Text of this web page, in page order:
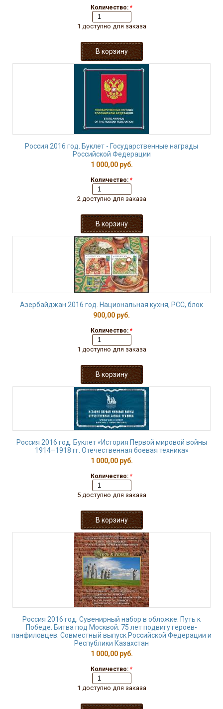
Количество: *
1 доступно для заказа
Россия 2016 год. Буклет - Государственные награды
Российской Федерации
1 000,00 руб.
Количество: *
2 доступно для заказа
Азербайджан 2016 год. Национальная кухня, РСС, блок
900,00 руб.
Количество: *
1 доступно для заказа
Россия 2016 год. Буклет «История Первой мировой войны
1914–1918 гг. Отечественная боевая техника»
1 000,00 руб.
Количество: *
5 доступно для заказа
Россия 2016 год. Сувенирный набор в обложке. Путь к
Победе. Битва под Москвой. 75 лет подвигу героев-
панфиловцев. Совместный выпуск Российской Федерации и
Республики Казахстан
1 000,00 руб.
Количество: *
1 доступно для заказа